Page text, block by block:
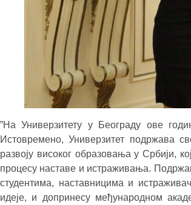
”На Универзитету у Београду ове
Истовремено, Универзитет подржава
развоју високог образовања у Србији,
процесу наставе и истраживања.
студентима, наставницима и
идеје, и допринесу међународном